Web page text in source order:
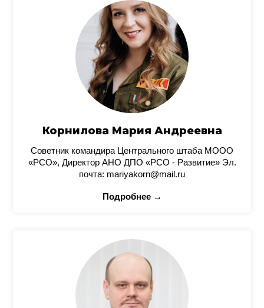
Корнилова Мария Андреевна
Советник командира Центрального штаба МООО
«РСО», Директор АНО ДПО «РСО - Развитие» Эл.
почта: mariyakorn@mail.ru
Подробнее →